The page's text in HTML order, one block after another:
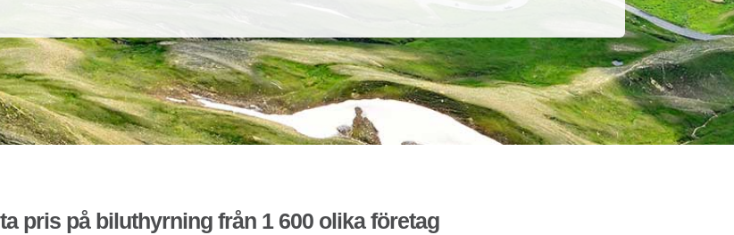
pris på biluthyrning från 1 600 olika företag